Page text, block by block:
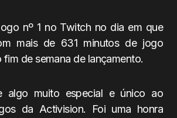
nº 1 no Twitch no dia em que
mais de 631 minutos de jogo
de semana de lançamento.
algo muito especial e único ao
da Activision. Foi uma honra